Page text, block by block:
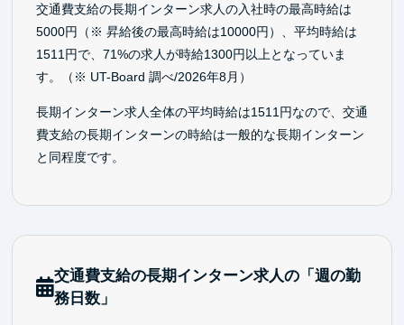
交通費支給の長期インターン求人の入社時の最高時給は
5000円（※ 昇給後の最高時給は10000円）、平均時給は
1511円で、71%の求人が時給1300円以上となっていま
す。（※ UT-Board 調べ/2026年8月）
長期インターン求人全体の平均時給は1511円なので、交通
費支給の長期インターンの時給は一般的な長期インターン
と同程度です。
交通費支給の長期インターン求人の「週の勤
務日数」